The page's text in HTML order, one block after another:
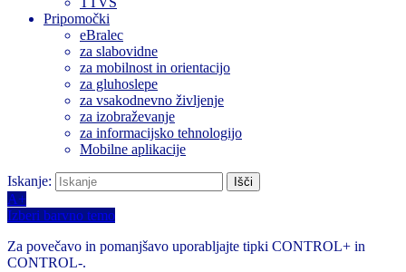
Pripomočki
eBralec
za slabovidne
za mobilnost in orientacijo
za gluhoslepe
za vsakodnevno življenje
za izobraževanje
za informacijsko tehnologijo
Mobilne aplikacije
Iskanje:
A+
Izberi barvno temo
Za povečavo in pomanjšavo uporabljajte tipki CONTROL+ in
CONTROL-.